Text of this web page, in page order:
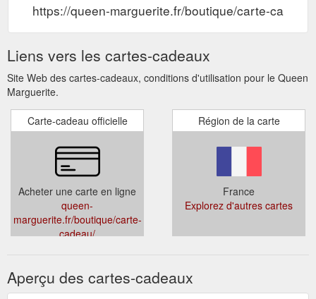
https://queen-marguerite.fr/boutique/carte-cadeau/
Liens vers les cartes-cadeaux
Site Web des cartes-cadeaux, conditions d'utilisation pour le Queen
Marguerite.
Carte-cadeau officielle
Acheter une carte en ligne
queen-
marguerite.fr/boutique/carte-
cadeau/
Région de la carte
France
Explorez d'autres cartes
Aperçu des cartes-cadeaux